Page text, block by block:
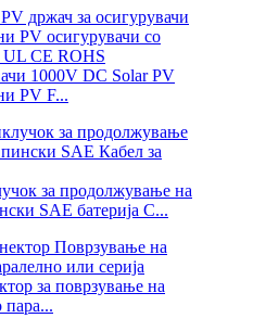
1000V DC Solar PV
PV F...
за продолжување на
SAE батерија C...
за поврзување на
пара...